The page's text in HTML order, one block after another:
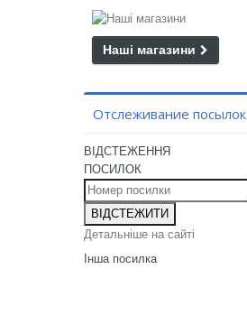
Наші магазини
Отслеживание посылок
ВІДСТЕЖЕННЯ
ПОСИЛОК
ВІДСТЕЖИТИ
Детальніше на сайті
Інша посилка